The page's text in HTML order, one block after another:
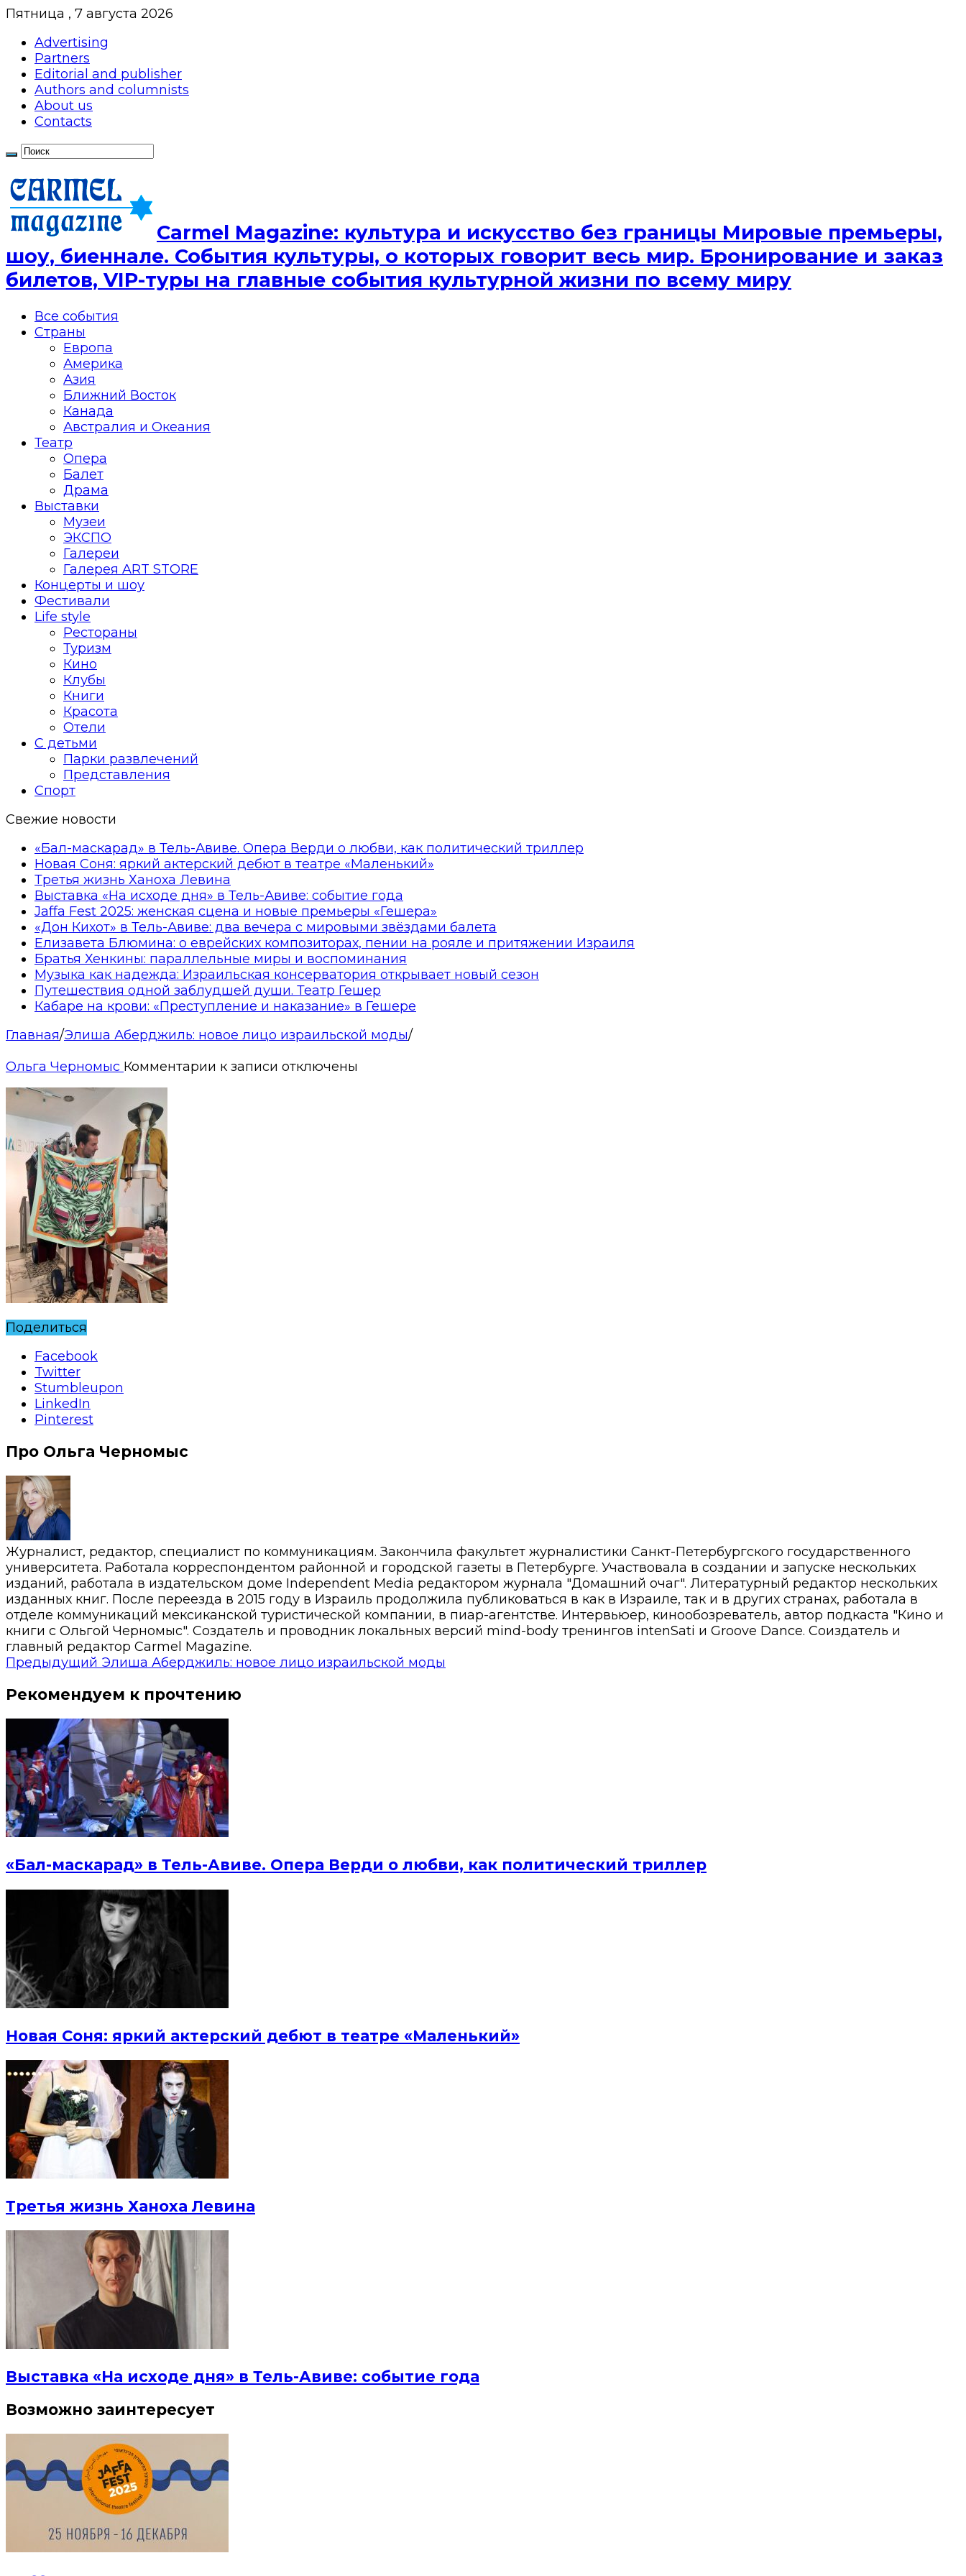
Пятница , 7 августа 2026
Advertising
Partners
Editorial and publisher
Authors and columnists
About us
Contacts
Сarmel Magazine: культура и искусство без границы Мировые премьеры,
шоу, биеннале. События культуры, о которых говорит весь мир. Бронирование и заказ
билетов, VIP-туры на главные события культурной жизни по всему миру
Все события
Страны
Европа
Америка
Азия
Ближний Восток
Канада
Австралия и Океания
Театр
Опера
Балет
Драма
Выставки
Музеи
ЭКСПО
Галереи
Галерея ART STORE
Концерты и шоу
Фестивали
Life style
Рестораны
Туризм
Кино
Клубы
Книги
Красота
Отели
С детьми
Парки развлечений
Представления
Спорт
Свежие новости
«Бал-маскарад» в Тель-Авиве. Опера Верди о любви, как политический триллер
Новая Соня: яркий актерский дебют в театре «Маленький»
Третья жизнь Ханоха Левина
Выставка «На исходе дня» в Тель-Авиве: событие года
Jaffa Fest 2025: женская сцена и новые премьеры «Гешера»
«Дон Кихот» в Тель-Авиве: два вечера с мировыми звёздами балета
Елизавета Блюмина: о еврейских композиторах, пении на рояле и притяжении Израиля
Братья Хенкины: параллельные миры и воспоминания
Музыка как надежда: Израильская консерватория открывает новый сезон
Путешествия одной заблудшей души. Театр Гешер
Кабаре на крови: «Преступление и наказание» в Гешере
Главная/Элиша Аберджиль: новое лицо израильской моды/
Ольга Черномыс Комментарии к записи отключены
Поделиться
Facebook
Twitter
Stumbleupon
LinkedIn
Pinterest
Про Ольга Черномыс
Журналист, редактор, специалист по коммуникациям. Закончила факультет журналистики Санкт-Петербургского государственного
университета. Работала корреспондентом районной и городской газеты в Петербурге. Участвовала в создании и запуске нескольких
изданий, работала в издательском доме Independent Media редактором журнала "Домашний очаг". Литературный редактор нескольких
изданных книг. После переезда в 2015 году в Израиль продолжила публиковаться в как в Израиле, так и в других странах, работала в
отделе коммуникаций мексиканской туристической компании, в пиар-агентстве. Интервьюер, кинообозреватель, автор подкаста "Кино и
книги с Ольгой Черномыс". Создатель и проводник локальных версий mind-body тренингов intenSati и Groove Dance. Соиздатель и
главный редактор Carmel Magazine.
Предыдущий Элиша Аберджиль: новое лицо израильской моды
Рекомендуем к прочтению
«Бал-маскарад» в Тель-Авиве. Опера Верди о любви, как политический триллер
Новая Соня: яркий актерский дебют в театре «Маленький»
Третья жизнь Ханоха Левина
Выставка «На исходе дня» в Тель-Авиве: событие года
Возможно заинтересует